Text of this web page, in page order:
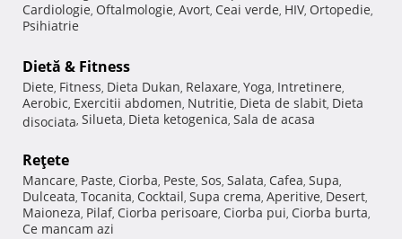
Cardiologie, Oftalmologie, Avort, Ceai verde, HIV, Ortopedie,
Psihiatrie
Dietă & Fitness
Diete, Fitness, Dieta Dukan, Relaxare, Yoga, Intretinere,
Aerobic, Exercitii abdomen, Nutritie, Dieta de slabit, Dieta
disociata, Silueta, Dieta ketogenica, Sala de acasa
Reţete
Mancare, Paste, Ciorba, Peste, Sos, Salata, Cafea, Supa,
Dulceata, Tocanita, Cocktail, Supa crema, Aperitive, Desert,
Maioneza, Pilaf, Ciorba perisoare, Ciorba pui, Ciorba burta,
Ce mancam azi